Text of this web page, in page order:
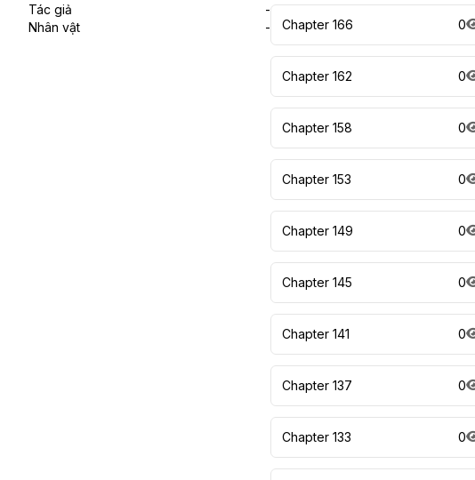
Tác giả
-
Nhân vật
- Chapter 166 0
Chapter 162 0
Chapter 158 0
Chapter 153 0
Chapter 149 0
Chapter 145 0
Chapter 141 0
Chapter 137 0
Chapter 133 0